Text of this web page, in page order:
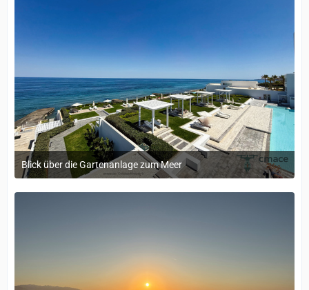
Blick über die Gartenanlage zum Meer
20. Mai 2026 um 14:02